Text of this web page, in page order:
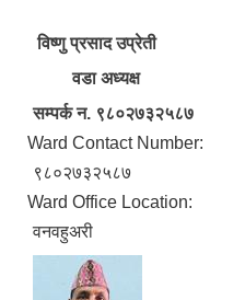
विष्णु प्रसाद उप्रेती
वडा अध्यक्ष
सम्पर्क न. ९८०२७३२५८७
Ward Contact Number:
९८०२७३२५८७
Ward Office Location:
वनवहुअरी